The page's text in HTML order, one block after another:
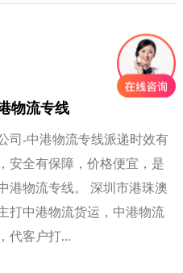
物流专线
司-中港物流专线派递时效有
安全有保障，价格便宜，是
港物流专线。 深圳市港珠澳
打中港物流货运，中港物流
代客户打...